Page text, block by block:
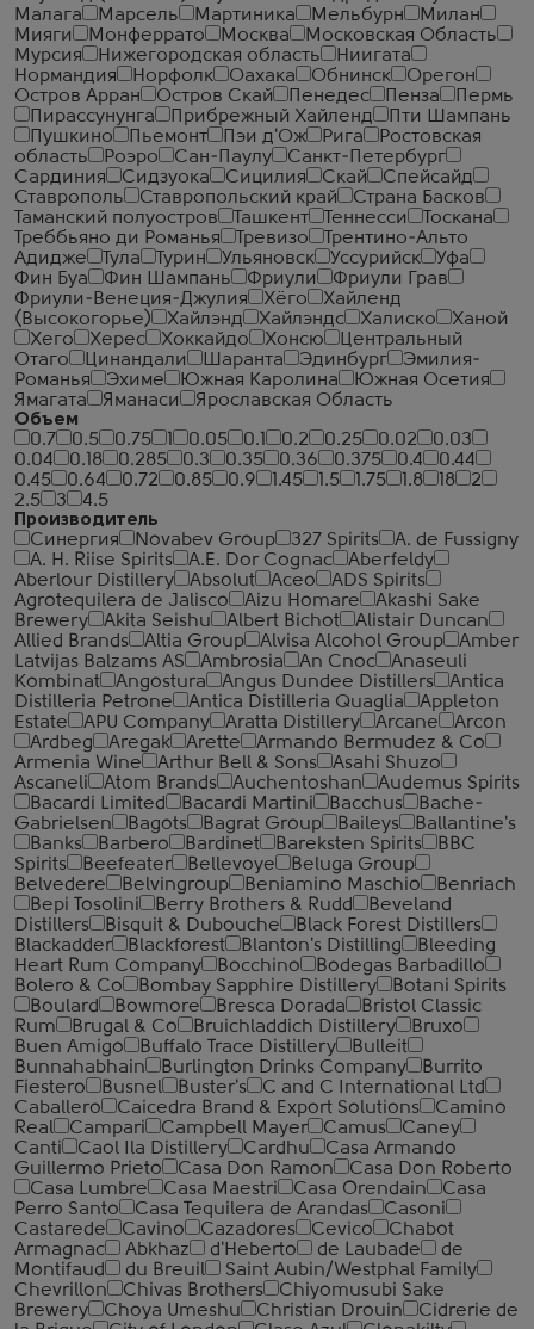
Малага
Марсель Мартиника Мельбурн
Милан
Мияги
Монферрато Москва
Московская Область
Мурсия
Нижегородская область
Ниигата
Нормандия
Норфолк Оахака Обнинск
Орегон
Остров Арран
Остров Скай Пенедес Пенза
Пермь
Пирассунунга
Прибрежный Хайленд
Пти Шампань
Пушкино
Пьемонт Пэи д'Ож Рига
Ростовская
область
Роэро Сан-Паулу
Санкт-Петербург
Сардиния
Сидзуока Сицилия Скай
Спейсайд
Ставрополь
Ставропольский край
Страна Басков
Таманский полуостров
Ташкент Теннесси
Тоскана
Треббьяно ди Романья
Тревизо
Трентино-Альто
Адидже
Тула Турин Ульяновск Уссурийск
Уфа
Фин Буа
Фин Шампань Фриули
Фриули Грав
Фриули-Венеция-Джулия
Хёго
Хайленд
(Высокогорье)
Хайлэнд Хайлэндс Халиско
Ханой
Хего
Херес Хоккайдо Хонсю
Центральный
Отаго
Цинандали Шаранта Эдинбург
Эмилия-
Романья
Эхиме Южная Каролина
Южная Осетия
Ямагата
Яманаси
Ярославская Область
Объем
0.7
0.5 0.75 0.05 0.1 0.2 0.25 0.02
0.03
0.04
0.18 0.285 0.3 0.35 0.36 0.375 0.4
0.44
0.45
0.64 0.72 0.85 0.9 1.45 1.5 1.75 1.8 18
2
2.5
3
4.5
Производитель
Синергия
Novabev Group 327 Spirits
A. de Fussigny
A. H. Riise Spirits
A.E. Dor Cognac
Aberfeldy
Aberlour Distillery
Absolut Aceo
ADS Spirits
Agrotequilera de Jalisco
Aizu Homare
Akashi Sake
Brewery
Akita Seishu Albert Bichot
Alistair Duncan
Allied Brands
Altia Group Alvisa Alcohol Group
Amber
Latvijas Balzams AS
Ambrosia An Cnoc
Anaseuli
Kombinat
Angostura Angus Dundee Distillers
Antica
Distilleria Petrone
Antica Distilleria Quaglia
Appleton
Estate
APU Company Aratta Distillery Arcane
Arcon
Ardbeg
Aregak Arette
Armando Bermudez & Co
Armenia Wine
Arthur Bell & Sons
Asahi Shuzo
Ascaneli
Atom Brands Auchentoshan
Audemus Spirits
Bacardi Limited
Bacardi Martini Bacchus
Bache-
Gabrielsen
Bagots Bagrat Group Baileys
Ballantine's
Banks
Barbero Bardinet Bareksten Spirits
BBC
Spirits
Beefeater Bellevoye
Beluga Group
Belvedere
Belvingroup Beniamino Maschio
Benriach
Bepi Tosolini
Berry Brothers & Rudd
Beveland
Distillers
Bisquit & Dubouche
Black Forest Distillers
Blackadder
Blackforest Blanton's Distilling
Bleeding
Heart Rum Company
Bocchino
Bodegas Barbadillo
Bolero & Co
Bombay Sapphire Distillery
Botani Spirits
Boulard
Bowmore Bresca Dorada
Bristol Classic
Rum
Brugal & Co Bruichladdich Distillery
Bruxo
Buen Amigo
Buffalo Trace Distillery
Bulleit
Bunnahabhain
Burlington Drinks Company
Burrito
Fiestero
Busnel Buster's
C and C International Ltd
Caballero
Caicedra Brand & Export Solutions
Camino
Real
Campari Campbell Mayer Camus
Caney
Canti
Caol Ila Distillery Cardhu
Casa Armando
Guillermo Prieto
Casa Don Ramon
Casa Don Roberto
Casa Lumbre
Casa Maestri Casa Orendain
Casa
Perro Santo
Casa Tequilera de Arandas
Casoni
Castarede
Cavino Cazadores Cevico
Chabot
Armagnac
Abkhaz d'Heberto de Laubade
de
Montifaud
du Breuil
Saint Aubin/Westphal Family
Chevrillon
Chivas Brothers
Chiyomusubi Sake
Brewery
Choya Umeshu Christian Drouin
Cidrerie de